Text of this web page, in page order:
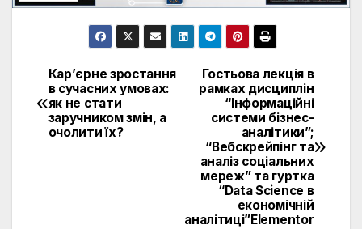
Навігація
записів
Гостьова лекція в
рамках дисциплін
“Інформаційні
системи бізнес-
аналітики”;
“Вебскрейпінг та
аналіз соціальних
мереж” та гуртка
“Data Science в
економічній
аналітиці”Elementor
Кар’єрне зростання
в сучасних умовах:
як не стати
заручником змін, а
очолити їх?